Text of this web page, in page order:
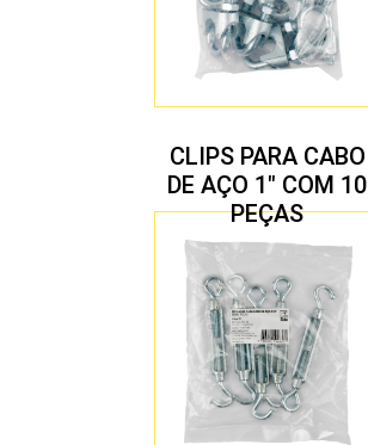
CLIPS PARA CABO
DE AÇO 1″ COM 10
PEÇAS